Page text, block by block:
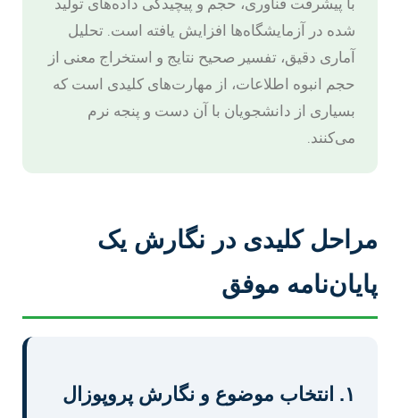
با پیشرفت فناوری، حجم و پیچیدگی داده‌های تولید
شده در آزمایشگاه‌ها افزایش یافته است. تحلیل
آماری دقیق، تفسیر صحیح نتایج و استخراج معنی از
حجم انبوه اطلاعات، از مهارت‌های کلیدی است که
بسیاری از دانشجویان با آن دست و پنجه نرم
می‌کنند.
مراحل کلیدی در نگارش یک
پایان‌نامه موفق
۱. انتخاب موضوع و نگارش پروپوزال